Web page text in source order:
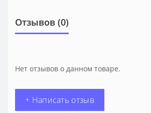
Отзывов (0)
Нет отзывов о данном товаре.
+ Написать отзыв